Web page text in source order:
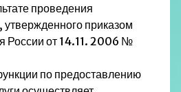
проведения
приказом
России от 14.11. 2006 №
по предоставлению